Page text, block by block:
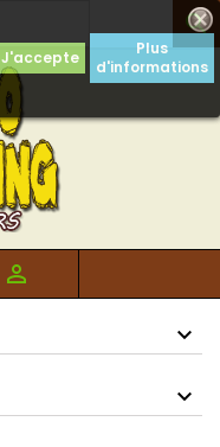

J'accepte
Plus
d'informations
